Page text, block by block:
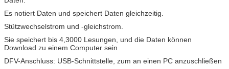
Es notiert Daten und speichert Daten gleichzeitig.
Stützwechselstrom und -gleichstrom.
Sie speichert bis 4,3000 Lesungen, und die Daten können
Download zu einem Computer sein
DFV-Anschluss: USB-Schnittstelle, zum an einen PC anzuschließen